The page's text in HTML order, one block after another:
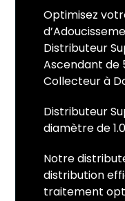
Optimisez
Distributeur
Ascendant de
Collecteur à
Distributeur
diamètre de
Notre
distribution
traitement